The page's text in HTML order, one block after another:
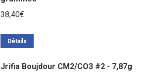
38,40€
Détails
Jrifia Boujdour CM2/CO3 #2 - 7,87g